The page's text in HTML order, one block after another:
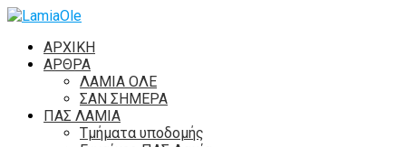
ΑΡΧΙΚΗ
ΑΡΘΡΑ
ΛΑΜΙΑ ΟΛΕ
ΣΑΝ ΣΗΜΕΡΑ
ΠΑΣ ΛΑΜΙΑ
Τμήματα υποδομής